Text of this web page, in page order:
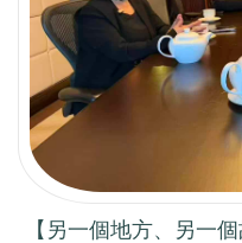
【另一個地方、另一